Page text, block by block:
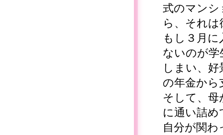
式のマンシ
ら、それ
もし３月
ないのが学
しまい、
の年金から
そして、
に通い詰め
自分が関